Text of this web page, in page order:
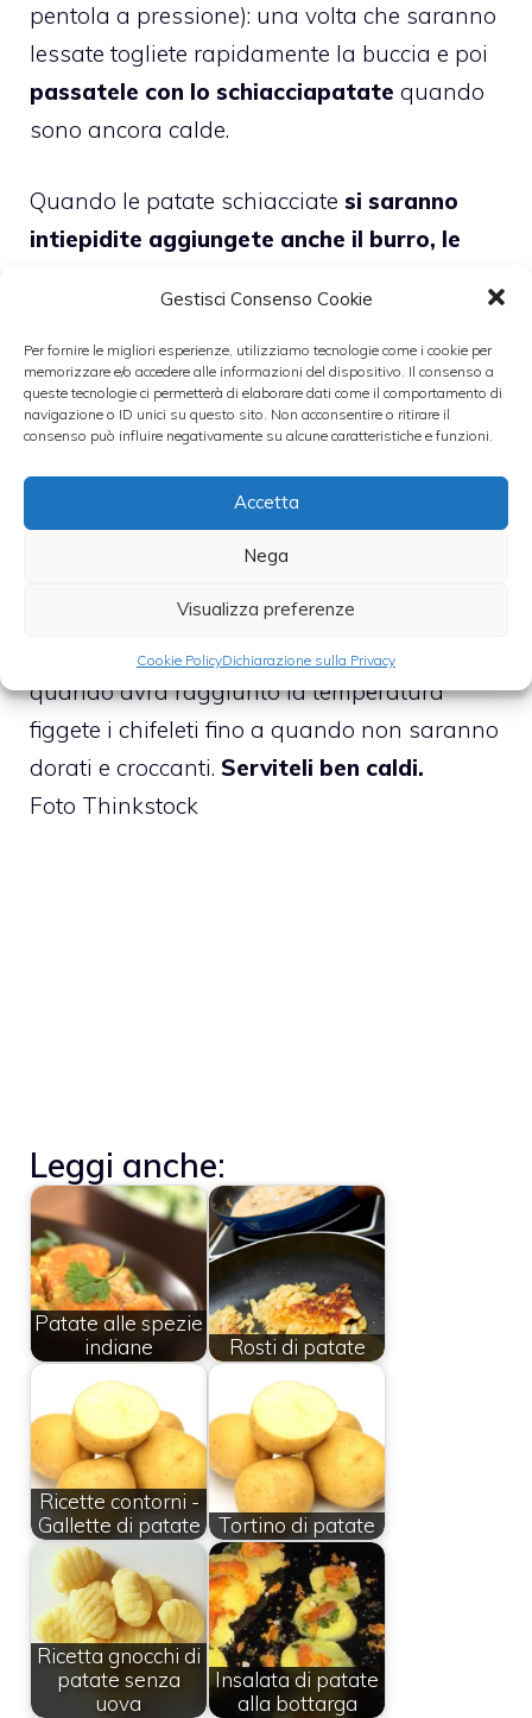
Gestisci Consenso Cookie
Per fornire le migliori esperienze, utilizziamo tecnologie come i cookie per
memorizzare e/o accedere alle informazioni del dispositivo. Il consenso a
queste tecnologie ci permetterà di elaborare dati come il comportamento di
navigazione o ID unici su questo sito. Non acconsentire o ritirare il
consenso può influire negativamente su alcune caratteristiche e funzioni.
Accetta
Nega
Visualizza preferenze
Cookie PolicyDichiarazione sulla Privacy
pentola a pressione): una volta che saranno
lessate togliete rapidamente la buccia e poi
passatele con lo schiacciapatate quando
sono ancora calde.
Quando le patate schiacciate si saranno
intiepidite aggiungete anche il burro, le
. Mescolate gli ingredienti fino a
ottenere unimpasto morbido. Adesso
lavoratelo in modo tale da ottenere una
sorta di salsicciotti sottili che dovrete
prendete una padella per friggere.
olio abbondante all’interno della padella
quando avrà raggiunto la temperatura
figgete i chifeleti fino a quando non saranno
dorati e croccanti. Serviteli ben caldi.
Foto Thinkstock
Leggi anche:
Patate alle spezie
indiane
Rosti di patate
Ricette contorni -
Gallette di patate
Tortino di patate
Ricetta gnocchi di
patate senza
uova
Insalata di patate
alla bottarga